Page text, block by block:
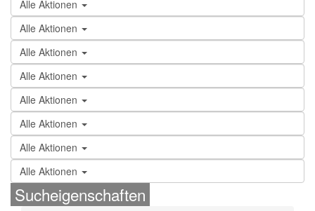
Alle Aktionen
Alle Aktionen
Alle Aktionen
Alle Aktionen
Alle Aktionen
Alle Aktionen
Alle Aktionen
Alle Aktionen
Sucheigenschaften